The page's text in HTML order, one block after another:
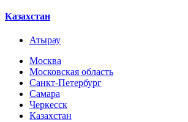
Казахстан
Атырау
Москва
Московская область
Санкт-Петербург
Самара
Черкесск
Казахстан